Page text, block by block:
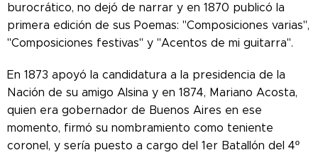
burocrático, no dejó de narrar y en 1870 publicó la
primera edición de sus Poemas: "Composiciones varias",
"Composiciones festivas" y "Acentos de mi guitarra".
En 1873 apoyó la candidatura a la presidencia de la
Nación de su amigo Alsina y en 1874, Mariano Acosta,
quien era gobernador de Buenos Aires en ese
momento, firmó su nombramiento como teniente
coronel, y sería puesto a cargo del 1er Batallón del 4º